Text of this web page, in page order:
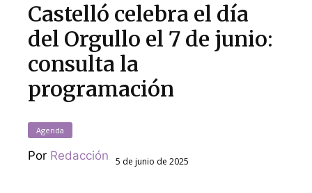
Castelló celebra el día
del Orgullo el 7 de junio:
consulta la
programación
Agenda
Por Redacción 5 de junio de 2025